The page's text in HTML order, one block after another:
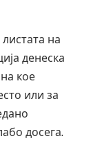
на
денеска
кое
или за
досега.